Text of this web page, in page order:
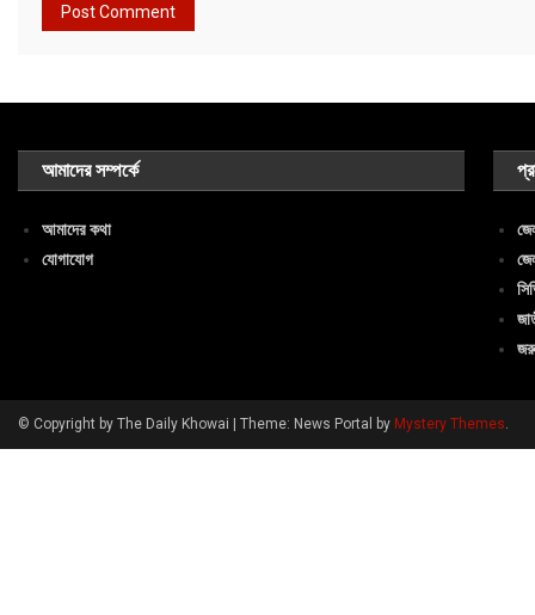
আমাদের সম্পর্কে
আমাদের কথা
যোগাযোগ
© Copyright by The Daily Khowai | Theme: News Portal by Mystery Themes